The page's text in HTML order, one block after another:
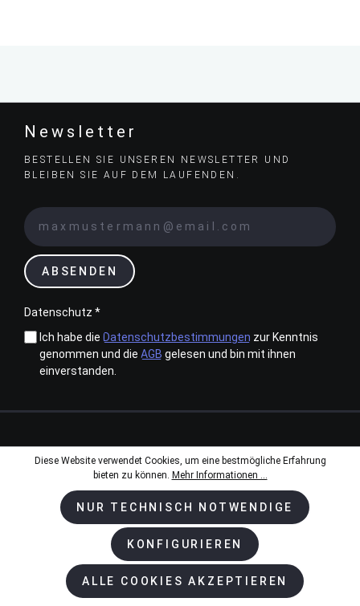
Newsletter
BESTELLEN SIE UNSEREN NEWSLETTER UND
BLEIBEN SIE AUF DEM LAUFENDEN.
ABSENDEN
Datenschutz *
Ich habe die Datenschutzbestimmungen zur Kenntnis
genommen und die AGB gelesen und bin mit ihnen
einverstanden.
Zahlungsarten
Kundenservice & Beratung
+ 49 2594 - 50 99 99-0
Diese Website verwendet Cookies, um eine bestmögliche Erfahrung
bieten zu können. Mehr Informationen ...
NUR TECHNISCH NOTWENDIGE
KONFIGURIEREN
ALLE COOKIES AKZEPTIEREN